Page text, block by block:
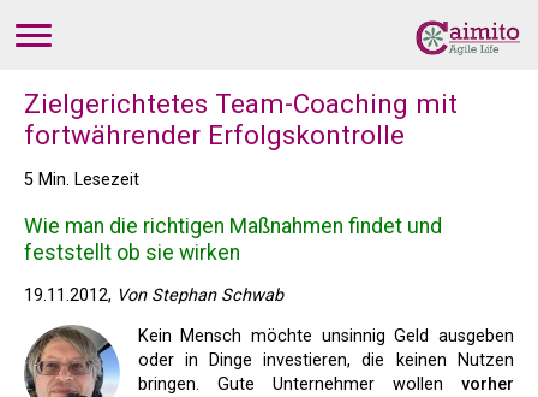
Zielgerichtetes Team-Coaching mit
fortwährender Erfolgskontrolle
5 Min. Lesezeit
Wie man die richtigen Maßnahmen findet und
feststellt ob sie wirken
19.11.2012, Von Stephan Schwab
Kein Mensch möchte unsinnig Geld ausgeben
oder in Dinge investieren, die keinen Nutzen
bringen. Gute Unternehmer wollen vorher